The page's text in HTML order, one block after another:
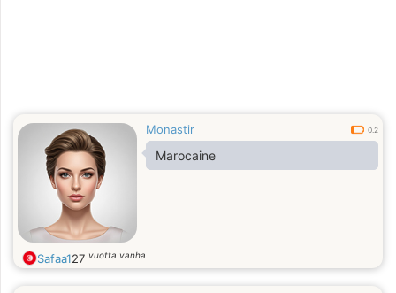
Monastir 0.2
Marocaine
Safaa127 vuotta vanha